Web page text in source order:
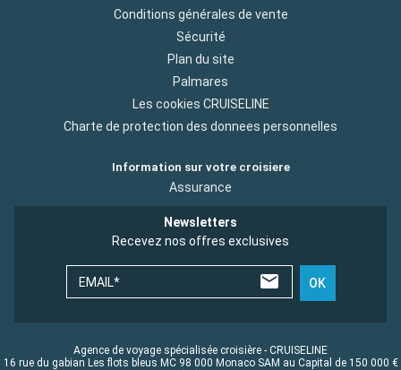
Conditions générales de vente
Sécurité
Plan du site
Palmares
Les cookies CRUISELINE
Charte de protection des donnees personnelles
Information sur votre croisiere
Assurance
Newsletters
Recevez nos offres exclusives
EMAIL* OK
Agence de voyage spécialisée croisière - CRUISELINE
16 rue du gabian Les flots bleus MC 98 000 Monaco SAM au Capital de 150 000 €